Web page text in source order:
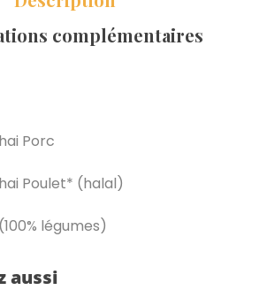
complémentaires
Porc
Poulet* (halal)
légumes)
aussi